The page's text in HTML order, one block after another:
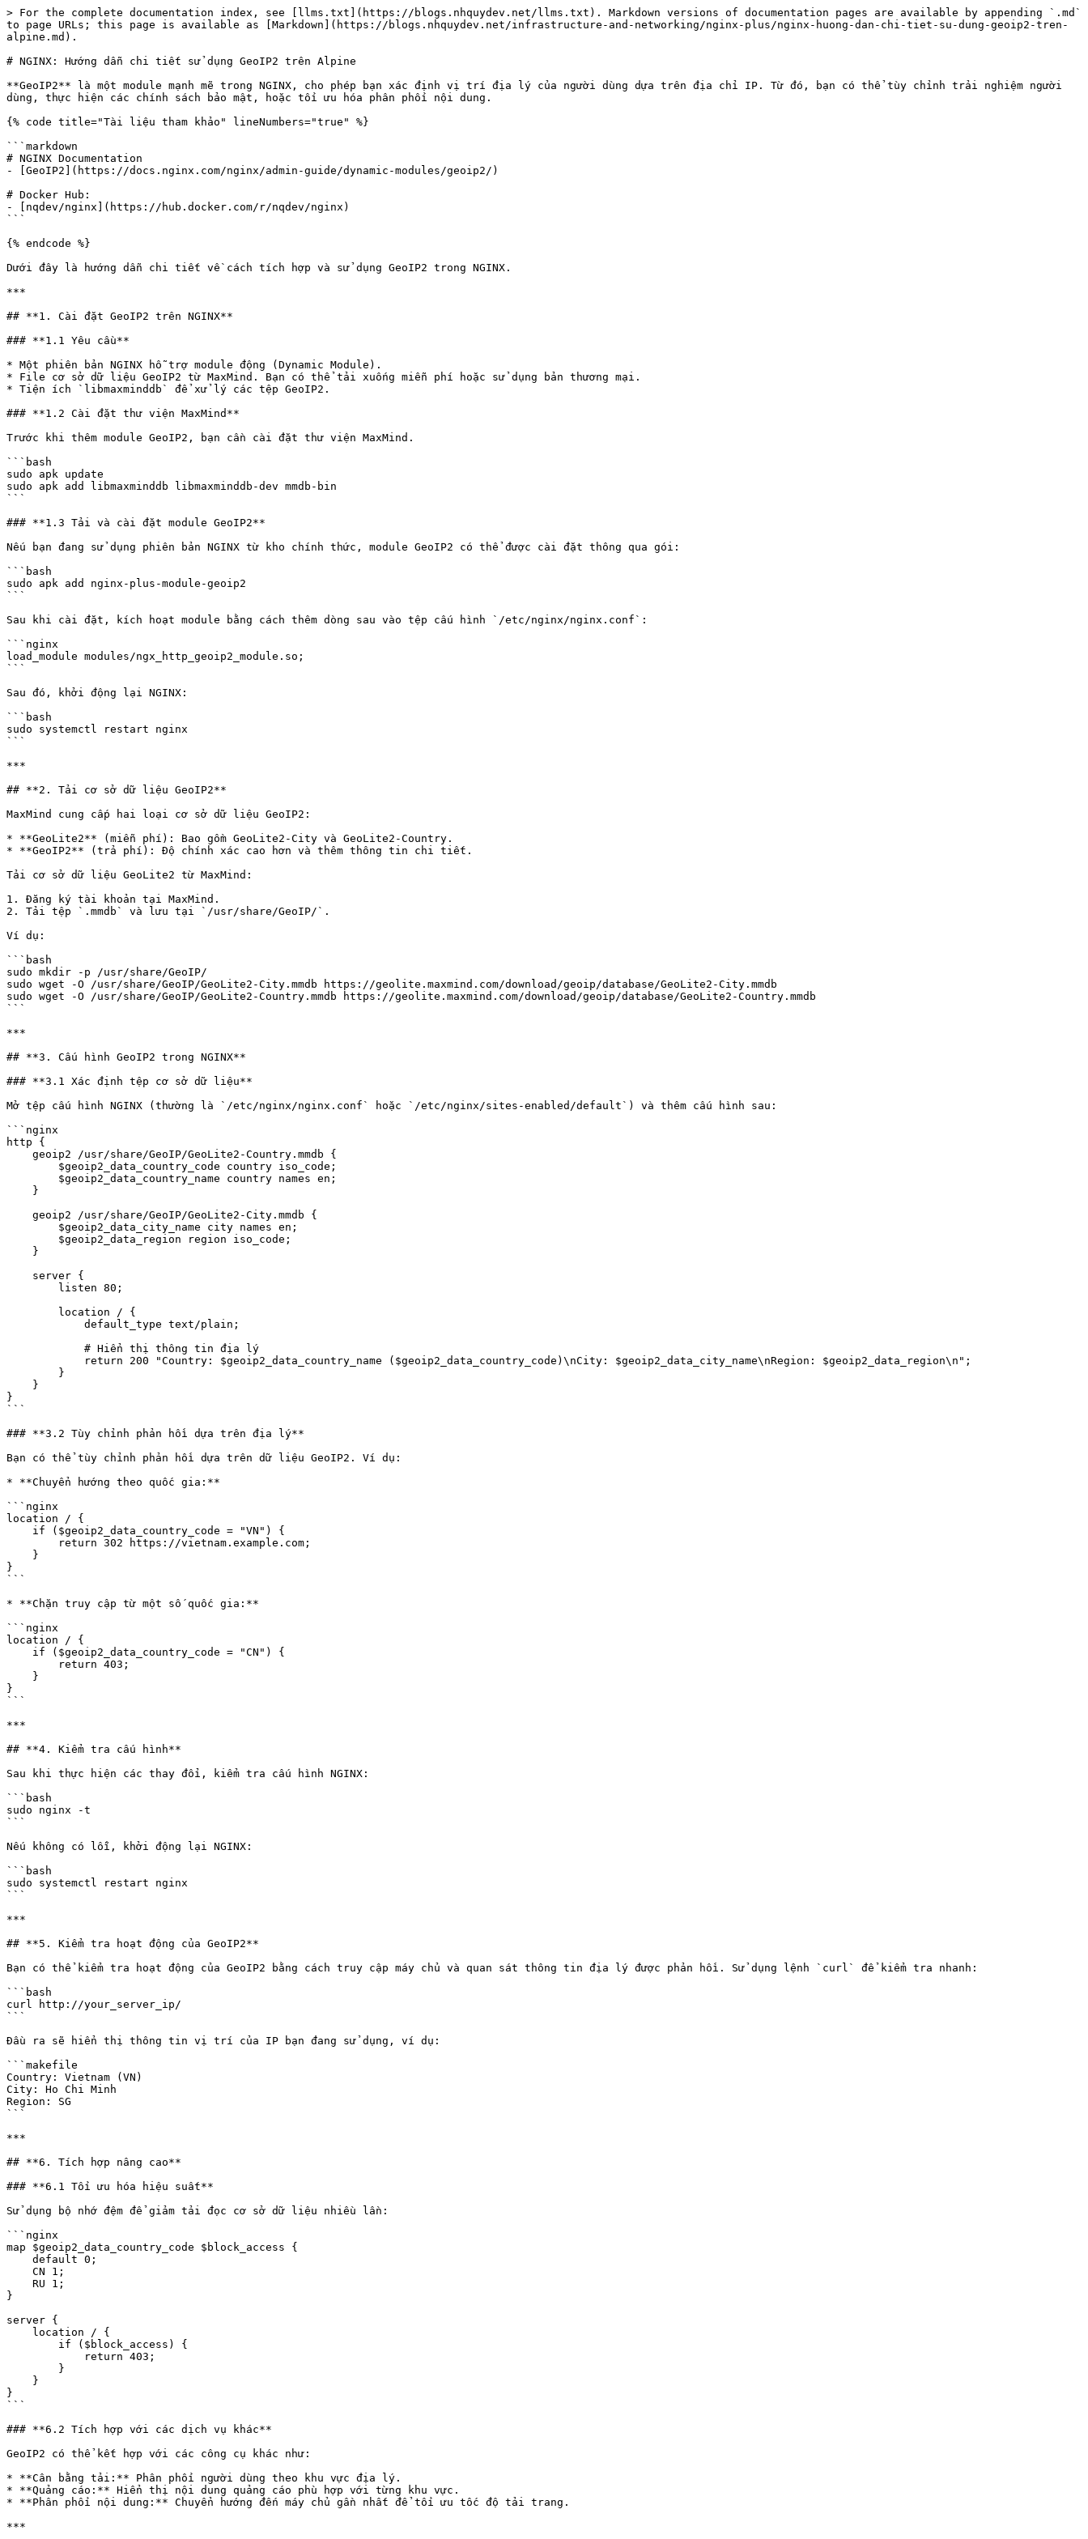
> For the complete documentation index, see [llms.txt](https://blogs.nhquydev.net/llms.txt). Markdown versions of documentation pages are available by appending `.md`
to page URLs; this page is available as [Markdown](https://blogs.nhquydev.net/infrastructure-and-networking/nginx-plus/nginx-huong-dan-chi-tiet-su-dung-geoip2-tren-
alpine.md).
# NGINX: Hướng dẫn chi tiết sử dụng GeoIP2 trên Alpine
**GeoIP2** là một module mạnh mẽ trong NGINX, cho phép bạn xác định vị trí địa lý của người dùng dựa trên địa chỉ IP. Từ đó, bạn có thể tùy chỉnh trải nghiệm người
dùng, thực hiện các chính sách bảo mật, hoặc tối ưu hóa phân phối nội dung.
{% code title="Tài liệu tham khảo" lineNumbers="true" %}
```markdown
# NGINX Documentation
- [GeoIP2](https://docs.nginx.com/nginx/admin-guide/dynamic-modules/geoip2/)
# Docker Hub:
- [nqdev/nginx](https://hub.docker.com/r/nqdev/nginx)
```
{% endcode %}
Dưới đây là hướng dẫn chi tiết về cách tích hợp và sử dụng GeoIP2 trong NGINX.
***
## **1. Cài đặt GeoIP2 trên NGINX**
### **1.1 Yêu cầu**
* Một phiên bản NGINX hỗ trợ module động (Dynamic Module).
* File cơ sở dữ liệu GeoIP2 từ MaxMind. Bạn có thể tải xuống miễn phí hoặc sử dụng bản thương mại.
* Tiện ích `libmaxminddb` để xử lý các tệp GeoIP2.
### **1.2 Cài đặt thư viện MaxMind**
Trước khi thêm module GeoIP2, bạn cần cài đặt thư viện MaxMind.
```bash
sudo apk update
sudo apk add libmaxminddb libmaxminddb-dev mmdb-bin
```
### **1.3 Tải và cài đặt module GeoIP2**
Nếu bạn đang sử dụng phiên bản NGINX từ kho chính thức, module GeoIP2 có thể được cài đặt thông qua gói:
```bash
sudo apk add nginx-plus-module-geoip2
```
Sau khi cài đặt, kích hoạt module bằng cách thêm dòng sau vào tệp cấu hình `/etc/nginx/nginx.conf`:
```nginx
load_module modules/ngx_http_geoip2_module.so;
```
Sau đó, khởi động lại NGINX:
```bash
sudo systemctl restart nginx
```
***
## **2. Tải cơ sở dữ liệu GeoIP2**
MaxMind cung cấp hai loại cơ sở dữ liệu GeoIP2:
* **GeoLite2** (miễn phí): Bao gồm GeoLite2-City và GeoLite2-Country.
* **GeoIP2** (trả phí): Độ chính xác cao hơn và thêm thông tin chi tiết.
Tải cơ sở dữ liệu GeoLite2 từ MaxMind:
1. Đăng ký tài khoản tại MaxMind.
2. Tải tệp `.mmdb` và lưu tại `/usr/share/GeoIP/`.
Ví dụ:
```bash
sudo mkdir -p /usr/share/GeoIP/
sudo wget -O /usr/share/GeoIP/GeoLite2-City.mmdb https://geolite.maxmind.com/download/geoip/database/GeoLite2-City.mmdb
sudo wget -O /usr/share/GeoIP/GeoLite2-Country.mmdb https://geolite.maxmind.com/download/geoip/database/GeoLite2-Country.mmdb
```
***
## **3. Cấu hình GeoIP2 trong NGINX**
### **3.1 Xác định tệp cơ sở dữ liệu**
Mở tệp cấu hình NGINX (thường là `/etc/nginx/nginx.conf` hoặc `/etc/nginx/sites-enabled/default`) và thêm cấu hình sau:
```nginx
http {
}
```
### **3.2 Tùy chỉnh phản hồi dựa trên địa lý**
Bạn có thể tùy chỉnh phản hồi dựa trên dữ liệu GeoIP2. Ví dụ:
* **Chuyển hướng theo quốc gia:**
```nginx
location / {
}
```
* **Chặn truy cập từ một số quốc gia:**
```nginx
location / {
}
```
***
## **4. Kiểm tra cấu hình**
Sau khi thực hiện các thay đổi, kiểm tra cấu hình NGINX:
```bash
sudo nginx -t
```
Nếu không có lỗi, khởi động lại NGINX:
```bash
sudo systemctl restart nginx
```
***
## **5. Kiểm tra hoạt động của GeoIP2**
Bạn có thể kiểm tra hoạt động của GeoIP2 bằng cách truy cập máy chủ và quan sát thông tin địa lý được phản hồi. Sử dụng lệnh `curl` để kiểm tra nhanh:
```bash
curl http://your_server_ip/
```
Đầu ra sẽ hiển thị thông tin vị trí của IP bạn đang sử dụng, ví dụ:
```makefile
Country: Vietnam (VN)
City: Ho Chi Minh
Region: SG
```
***
## **6. Tích hợp nâng cao**
### **6.1 Tối ưu hóa hiệu suất**
Sử dụng bộ nhớ đệm để giảm tải đọc cơ sở dữ liệu nhiều lần:
```nginx
map $geoip2_data_country_code $block_access {
}
server {
}
```
### **6.2 Tích hợp với các dịch vụ khác**
GeoIP2 có thể kết hợp với các công cụ khác như:
* **Cân bằng tải:** Phân phối người dùng theo khu vực địa lý.
* **Quảng cáo:** Hiển thị nội dung quảng cáo phù hợp với từng khu vực.
* **Phân phối nội dung:** Chuyển hướng đến máy chủ gần nhất để tối ưu tốc độ tải trang.
***